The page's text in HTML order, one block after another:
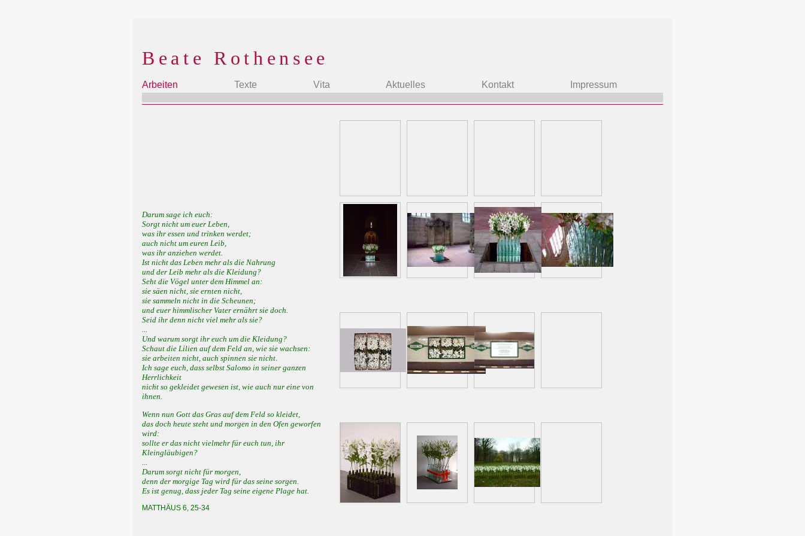
Beate Rothensee
Arbeiten Texte Vita Aktuelles Kontakt Impressum
Darum sage ich euch:
Sorgt nicht um euer Leben,
was ihr essen und trinken werdet;
auch nicht um euren Leib,
was ihr anziehen werdet.
Ist nicht das Leben mehr als die Nahrung
und der Leib mehr als die Kleidung?
Seht die Vögel unter dem Himmel an:
sie säen nicht, sie ernten nicht,
sie sammeln nicht in die Scheunen;
und euer himmlischer Vater ernährt sie doch.
Seid ihr denn nicht viel mehr als sie?
...
Und warum sorgt ihr euch um die Kleidung?
Schaut die Lilien auf dem Feld an, wie sie wachsen:
sie arbeiten nicht, auch spinnen sie nicht.
Ich sage euch, dass selbst Salomo in seiner ganzen
Herrlichkeit
nicht so gekleidet gewesen ist, wie auch nur eine von
ihnen.
Wenn nun Gott das Gras auf dem Feld so kleidet,
das doch heute steht und morgen in den Ofen geworfen
wird:
sollte er das nicht vielmehr für euch tun, ihr
Kleingläubigen?
Darum sorgt nicht für morgen,
denn der morgige Tag wird für das seine sorgen.
Es ist genug, dass jeder Tag seine eigene Plage hat.
MATTHÄUS 6, 25-34